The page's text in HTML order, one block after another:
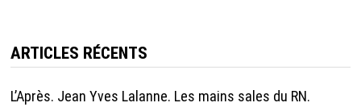
ARTICLES RÉCENTS
L’Après. Jean Yves Lalanne. Les mains sales du RN.